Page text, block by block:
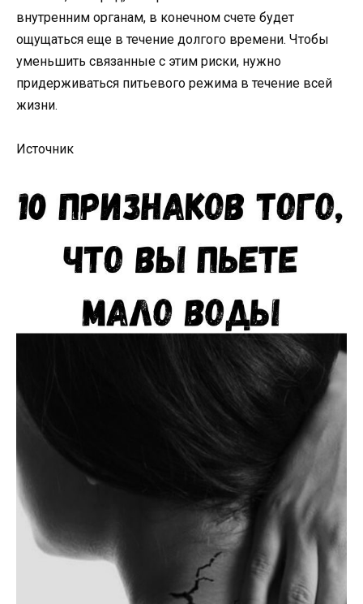
внутренним органам, в конечном счете будет
ощущаться еще в течение долгого времени. Чтобы
уменьшить связанные с этим риски, нужно
придерживаться питьевого режима в течение всей
жизни.
Источник